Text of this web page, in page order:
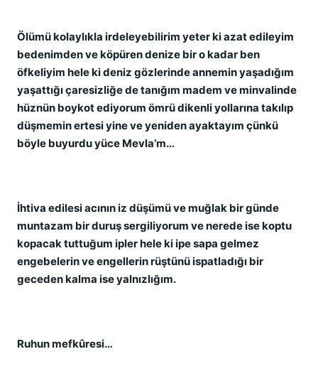
Ölümü kolaylıkla irdeleyebilirim yeter ki azat edileyim
bedenimden ve köpüren denize bir o kadar ben
öfkeliyim hele ki deniz gözlerinde annemin yaşadığım
yaşattığı çaresizliğe de tanığım madem ve minvalinde
hüznün boykot ediyorum ömrü dikenli yollarına takılıp
düşmemin ertesi yine ve yeniden ayaktayım çünkü
böyle buyurdu yüce Mevla’m…
İhtiva edilesi acının iz düşümü ve muğlak bir günde
muntazam bir duruş sergiliyorum ve nerede ise koptu
kopacak tuttuğum ipler hele ki ipe sapa gelmez
engebelerin ve engellerin rüştünü ispatladığı bir
geceden kalma ise yalnızlığım.
Ruhun mefkûresi…